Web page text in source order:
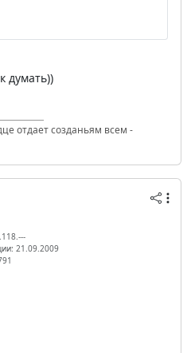
думать))
отдает созданьям всем -
21.09.2009